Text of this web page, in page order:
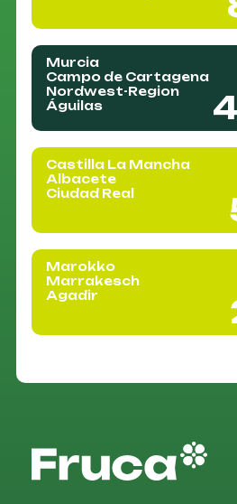
Murcia
Campo de Cartagena
Nordwest-Region
Águilas
Castilla La Mancha
Albacete
Ciudad Real
Marokko
Marrakesch
Agadir